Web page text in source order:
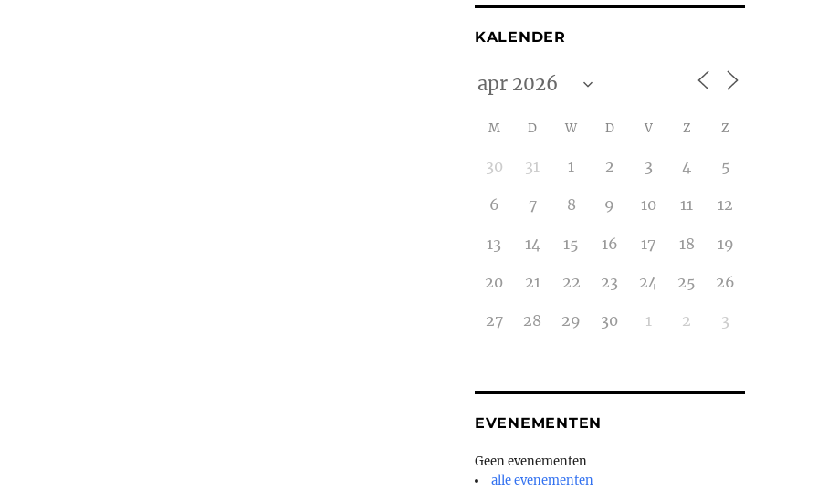
KALENDER
M D W D V Z Z
30 31 1 2 3 4 5
6 7 8 9 10 11 12
13 14 15 16 17 18 19
20 21 22 23 24 25 26
27 28 29 30 1 2 3
EVENEMENTEN
Geen evenementen
alle evenementen